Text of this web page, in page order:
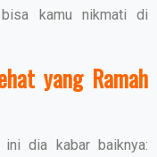
kamu nikmati di
yang Ramah
dia kabar baiknya: